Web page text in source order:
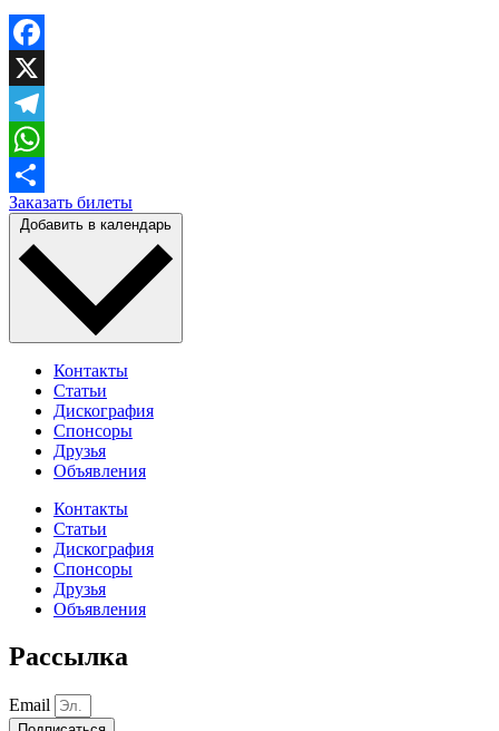
Facebook
X
Telegram
WhatsApp
Отправить
Заказать билеты
Контакты
Статьи
Дискография
Спонсоры
Друзья
Объявления
Контакты
Статьи
Дискография
Спонсоры
Друзья
Объявления
Рассылка
Email